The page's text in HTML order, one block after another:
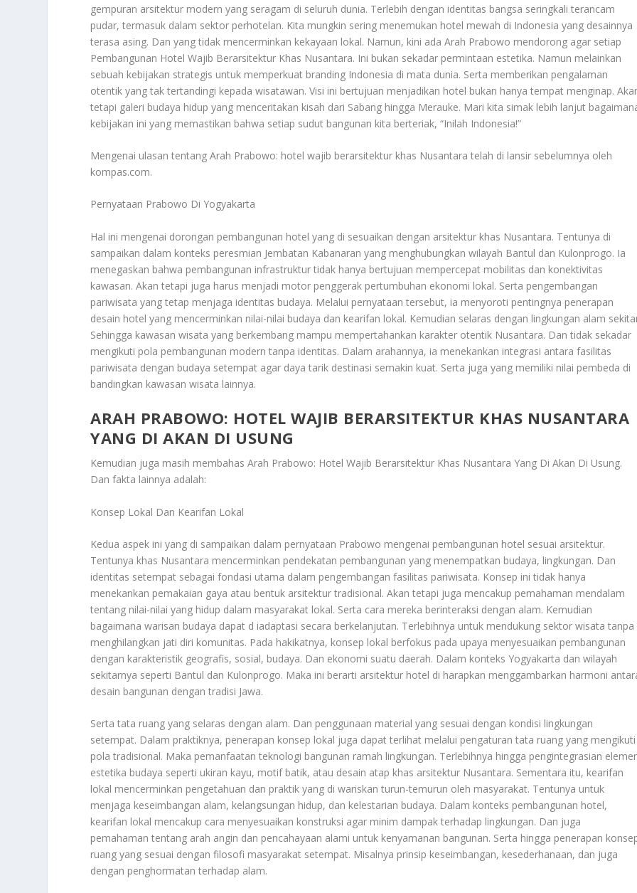
gempuran arsitektur modern yang seragam di seluruh dunia. Terlebih dengan identitas bangsa seringkali terancam
pudar, termasuk dalam sektor perhotelan. Kita mungkin sering menemukan hotel mewah di Indonesia yang desainnya
terasa asing. Dan yang tidak mencerminkan kekayaan lokal. Namun, kini adaArah Prabowo mendorong agar setiap
Pembangunan Hotel Wajib Berarsitektur Khas Nusantara. Ini bukan sekadar permintaan estetika. Namun melainkan
sebuah kebijakan strategis untuk memperkuat branding Indonesia di mata dunia. Serta memberikan pengalaman
otentik yang tak tertandingi kepada wisatawan. Visi ini bertujuan menjadikan hotel bukan hanya tempat menginap.
tetapi galeri budaya hidup yang menceritakan kisah dari Sabang hingga Merauke. Mari kita simak lebih lanjut
kebijakan ini yang memastikan bahwa setiap sudut bangunan kita berteriak, “Inilah Indonesia!”
Mengenai ulasan tentangArah Prabowo: hotel wajib berarsitektur khas Nusantara telah di lansir sebelumnya oleh
kompas.com.
Pernyataan Prabowo Di Yogyakarta
Hal ini mengenai dorongan pembangunan hotel yang di sesuaikan dengan arsitektur khas Nusantara. Tentunya di
sampaikan dalam konteks peresmian Jembatan Kabanaran yang menghubungkan wilayah Bantul dan Kulonprogo. Ia
menegaskan bahwa pembangunan infrastruktur tidak hanya bertujuan mempercepat mobilitas dan konektivitas
kawasan. Akan tetapi juga harus menjadi motor penggerak pertumbuhan ekonomi lokal. Serta pengembangan
pariwisata yang tetap menjaga identitas budaya. Melalui pernyataan tersebut, ia menyoroti pentingnya penerapan
desain hotel yang mencerminkan nilai-nilai budaya dan kearifan lokal. Kemudian selaras dengan lingkungan alam
Sehingga kawasan wisata yang berkembang mampu mempertahankan karakter otentik Nusantara. Dan tidak sekadar
mengikuti pola pembangunan modern tanpa identitas. Dalam arahannya, ia menekankan integrasi antara fasilitas
pariwisata dengan budaya setempat agar daya tarik destinasi semakin kuat. Serta juga yang memiliki nilai pembeda di
bandingkan kawasan wisata lainnya.
ARAH PRABOWO: HOTEL WAJIB BERARSITEKTUR KHAS NUSANTARA
YANG DI AKAN DI USUNG
Kemudian juga masih membahasArah Prabowo: Hotel Wajib Berarsitektur Khas Nusantara Yang Di Akan Di Usung.
Dan fakta lainnya adalah:
Konsep Lokal Dan Kearifan Lokal
Kedua aspek ini yang di sampaikan dalam pernyataan Prabowo mengenai pembangunan hotel sesuai arsitektur.
Tentunya khas Nusantara mencerminkan pendekatan pembangunan yang menempatkan budaya, lingkungan. Dan
identitas setempat sebagai fondasi utama dalam pengembangan fasilitas pariwisata. Konsep ini tidak hanya
menekankan pemakaian gaya atau bentuk arsitektur tradisional. Akan tetapi juga mencakup pemahaman mendalam
tentang nilai-nilai yang hidup dalam masyarakat lokal. Serta cara mereka berinteraksi dengan alam. Kemudian
bagaimana warisan budaya dapat d iadaptasi secara berkelanjutan. Terlebihnya untuk mendukung sektor wisata tanpa
menghilangkan jati diri komunitas. Pada hakikatnya, konsep lokal berfokus pada upaya menyesuaikan pembangunan
dengan karakteristik geografis, sosial, budaya. Dan ekonomi suatu daerah. Dalam konteks Yogyakarta dan wilayah
sekitarnya seperti Bantul dan Kulonprogo. Maka ini berarti arsitektur hotel di harapkan menggambarkan harmoni
desain bangunan dengan tradisi Jawa.
Serta tata ruang yang selaras dengan alam. Dan penggunaan material yang sesuai dengan kondisi lingkungan
setempat. Dalam praktiknya, penerapan konsep lokal juga dapat terlihat melalui pengaturan tata ruang yang mengikuti
pola tradisional. Maka pemanfaatan teknologi bangunan ramah lingkungan. Terlebihnya hingga pengintegrasian
estetika budaya seperti ukiran kayu, motif batik, atau desain atap khas arsitektur Nusantara. Sementara itu, kearifan
lokal mencerminkan pengetahuan dan praktik yang di wariskan turun-temurun oleh masyarakat. Tentunya untuk
menjaga keseimbangan alam, kelangsungan hidup, dan kelestarian budaya. Dalam konteks pembangunan hotel,
kearifan lokal mencakup cara menyesuaikan konstruksi agar minim dampak terhadap lingkungan. Dan juga
pemahaman tentang arah angin dan pencahayaan alami untuk kenyamanan bangunan. Serta hingga penerapan
ruang yang sesuai dengan filosofi masyarakat setempat. Misalnya prinsip keseimbangan, kesederhanaan, dan juga
dengan penghormatan terhadap alam.